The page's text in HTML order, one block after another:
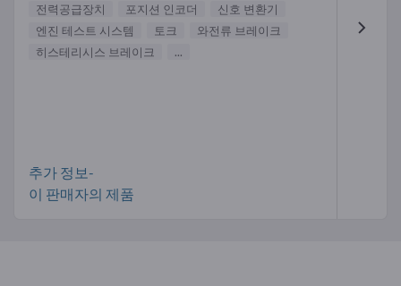
전력공급장치
포지션 인코더
신호 변환기
엔진 테스트 시스템
토크
와전류 브레이크
히스테리시스 브레이크
...
추가 정보-
이 판매자의 제품